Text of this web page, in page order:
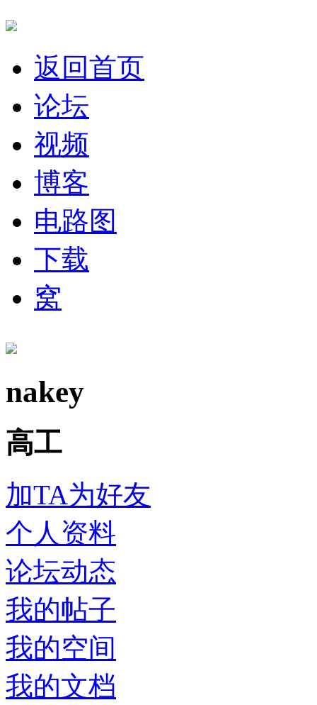
返回首页
论坛
视频
博客
电路图
下载
窝
nakey
高工
加TA为好友
个人资料
论坛动态
我的帖子
我的空间
我的文档